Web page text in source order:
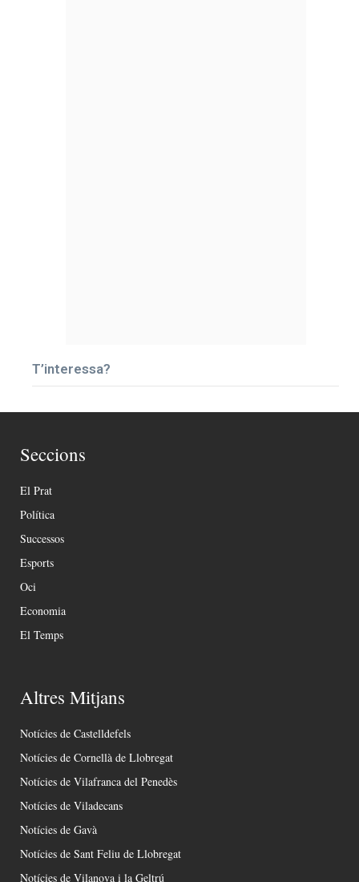
T’interessa?
Seccions
El Prat
Política
Successos
Esports
Oci
Economia
El Temps
Altres Mitjans
Notícies de Castelldefels
Notícies de Cornellà de Llobregat
Notícies de Vilafranca del Penedès
Notícies de Viladecans
Notícies de Gavà
Notícies de Sant Feliu de Llobregat
Notícies de Vilanova i la Geltrú